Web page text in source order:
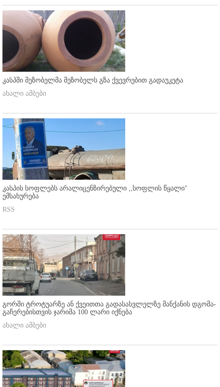
კასპში მეზობელმა მეზობელს გზა ქვევრებით გადაუკეტა
ახალი ამბები
კასპის სოფლებს არალიცენზირებული ,,სოფლის წყალი"
ემსახურება
RSS
გორში ტროტუარზე ან ქვეითთა გადასასვლელზე მანქანის დგომა-
გაჩერებისთვის ჯარიმა 100 ლარი იქნება
ახალი ამბები